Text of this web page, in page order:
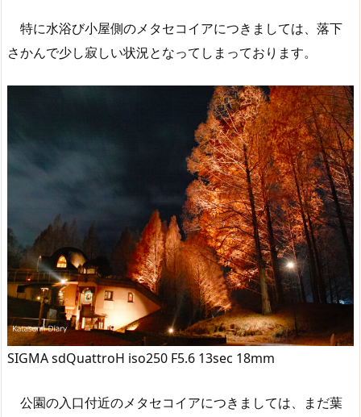
特に水浴び小屋側のメタセコイアにつきましては、落下
さかんで少し寂しい状況となってしまっております。
SIGMA sdQuattroH iso250 F5.6 13sec 18mm
公園の入口付近のメタセコイアにつきましては、まだ葉